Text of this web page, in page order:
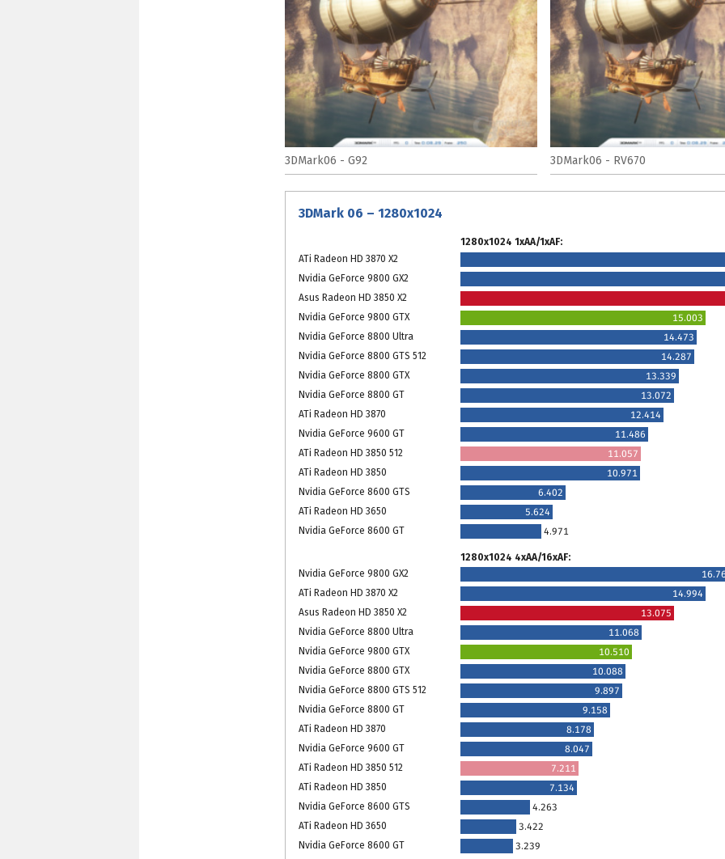
3DMark06 - G92 3DMark06 - RV670
3DMark 06 – 1280x1024
1280x1024 1xAA/1xAF:
ATi Radeon HD 3870 X2
Nvidia GeForce 9800 GX2
Asus Radeon HD 3850 X2
Nvidia GeForce 9800 GTX
15.003
Nvidia GeForce 8800 Ultra
14.473
Nvidia GeForce 8800 GTS 512
14.287
Nvidia GeForce 8800 GTX
13.339
Nvidia GeForce 8800 GT
13.072
ATi Radeon HD 3870
12.414
Nvidia GeForce 9600 GT
11.486
ATi Radeon HD 3850 512
11.057
ATi Radeon HD 3850
10.971
Nvidia GeForce 8600 GTS
6.402
ATi Radeon HD 3650
5.624
Nvidia GeForce 8600 GT
4.971
1280x1024 4xAA/16xAF:
Nvidia GeForce 9800 GX2
ATi Radeon HD 3870 X2
14.994
Asus Radeon HD 3850 X2
13.075
Nvidia GeForce 8800 Ultra
11.068
Nvidia GeForce 9800 GTX
10.510
Nvidia GeForce 8800 GTX
10.088
Nvidia GeForce 8800 GTS 512
9.897
Nvidia GeForce 8800 GT
9.158
ATi Radeon HD 3870
8.178
Nvidia GeForce 9600 GT
8.047
ATi Radeon HD 3850 512
7.211
ATi Radeon HD 3850
7.134
Nvidia GeForce 8600 GTS
4.263
ATi Radeon HD 3650
3.422
Nvidia GeForce 8600 GT
3.239